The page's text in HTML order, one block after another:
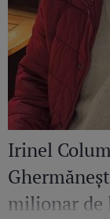
Irinel
milionar